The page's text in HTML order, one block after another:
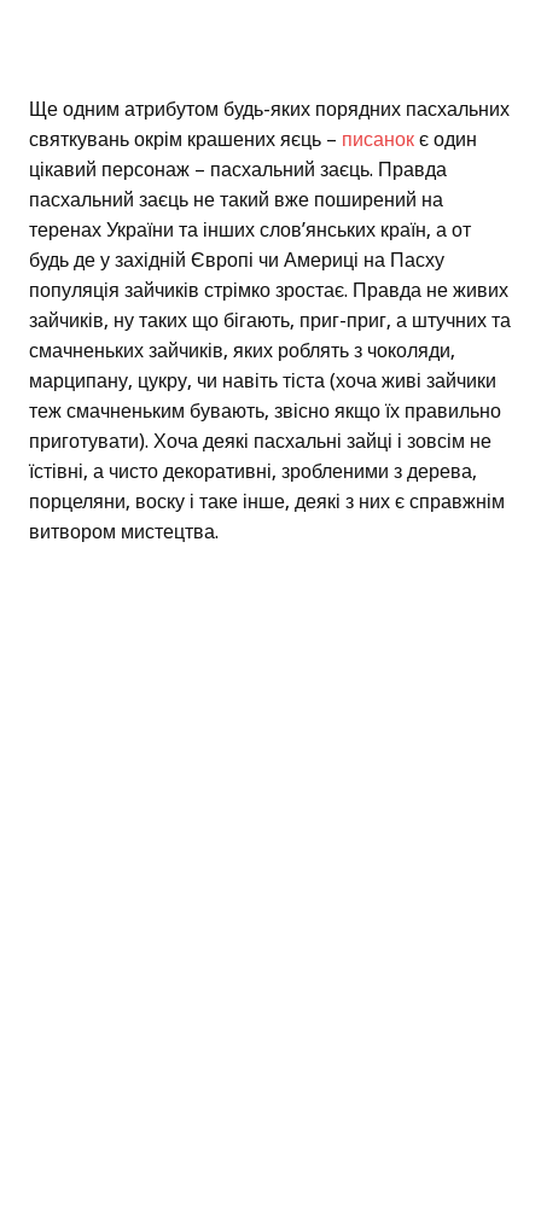
Ще одним атрибутом будь-яких порядних пасхальних
святкувань окрім крашених яєць – писанок є один
цікавий персонаж – пасхальний заєць. Правда
пасхальний заєць не такий вже поширений на
теренах України та інших слов’янських країн, а от
будь де у західній Європі чи Америці на Пасху
популяція зайчиків стрімко зростає. Правда не живих
зайчиків, ну таких що бігають, приг-приг, а штучних та
смачненьких зайчиків, яких роблять з чоколяди,
марципану, цукру, чи навіть тіста (хоча живі зайчики
теж смачненьким бувають, звісно якщо їх правильно
приготувати). Хоча деякі пасхальні зайці і зовсім не
їстівні, а чисто декоративні, зробленими з дерева,
порцеляни, воску і таке інше, деякі з них є справжнім
витвором мистецтва.